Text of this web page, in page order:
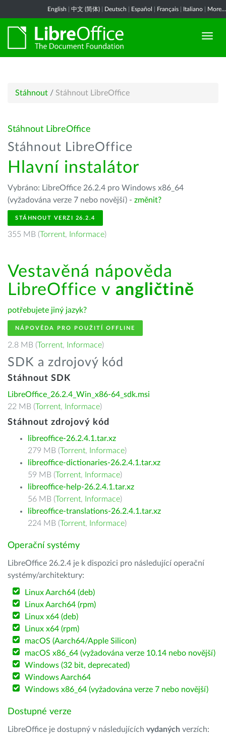
English 中文 (简体) Deutsch Español Français Italiano More...
Stáhnout / Stáhnout LibreOffice
Stáhnout LibreOffice
Stáhnout LibreOffice
Hlavní instalátor
Vybráno: LibreOffice 26.2.4 pro Windows x86_64
(vyžadována verze 7 nebo novější) - změnit?
STÁHNOUT VERZI 26.2.4
355 MB (Torrent, Informace)
Vestavěná nápověda
LibreOffice v angličtině
potřebujete jiný jazyk?
NÁPOVĚDA PRO POUŽITÍ OFFLINE
2.8 MB (Torrent, Informace)
SDK a zdrojový kód
Stáhnout SDK
LibreOffice_26.2.4_Win_x86-64_sdk.msi
22 MB (Torrent, Informace)
Stáhnout zdrojový kód
libreoffice-26.2.4.1.tar.xz
279 MB (Torrent, Informace)
libreoffice-dictionaries-26.2.4.1.tar.xz
59 MB (Torrent, Informace)
libreoffice-help-26.2.4.1.tar.xz
56 MB (Torrent, Informace)
libreoffice-translations-26.2.4.1.tar.xz
224 MB (Torrent, Informace)
Operační systémy
LibreOffice 26.2.4 je k dispozici pro následující operační
systémy/architektury:
Linux Aarch64 (deb)
Linux Aarch64 (rpm)
Linux x64 (deb)
Linux x64 (rpm)
macOS (Aarch64/Apple Silicon)
macOS x86_64 (vyžadována verze 10.14 nebo novější)
Windows (32 bit, deprecated)
Windows Aarch64
Windows x86_64 (vyžadována verze 7 nebo novější)
Dostupné verze
LibreOffice je dostupný v následujících vydaných verzích: